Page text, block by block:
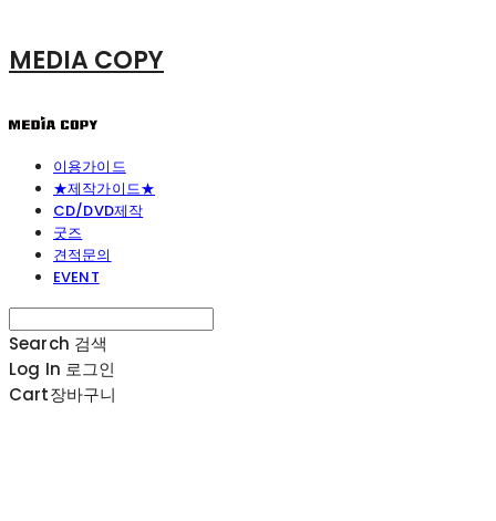
MEDIA COPY
이용가이드
★제작가이드★
CD/DVD제작
굿즈
견적문의
EVENT
Search 검색
Log In 로그인
Cart장바구니